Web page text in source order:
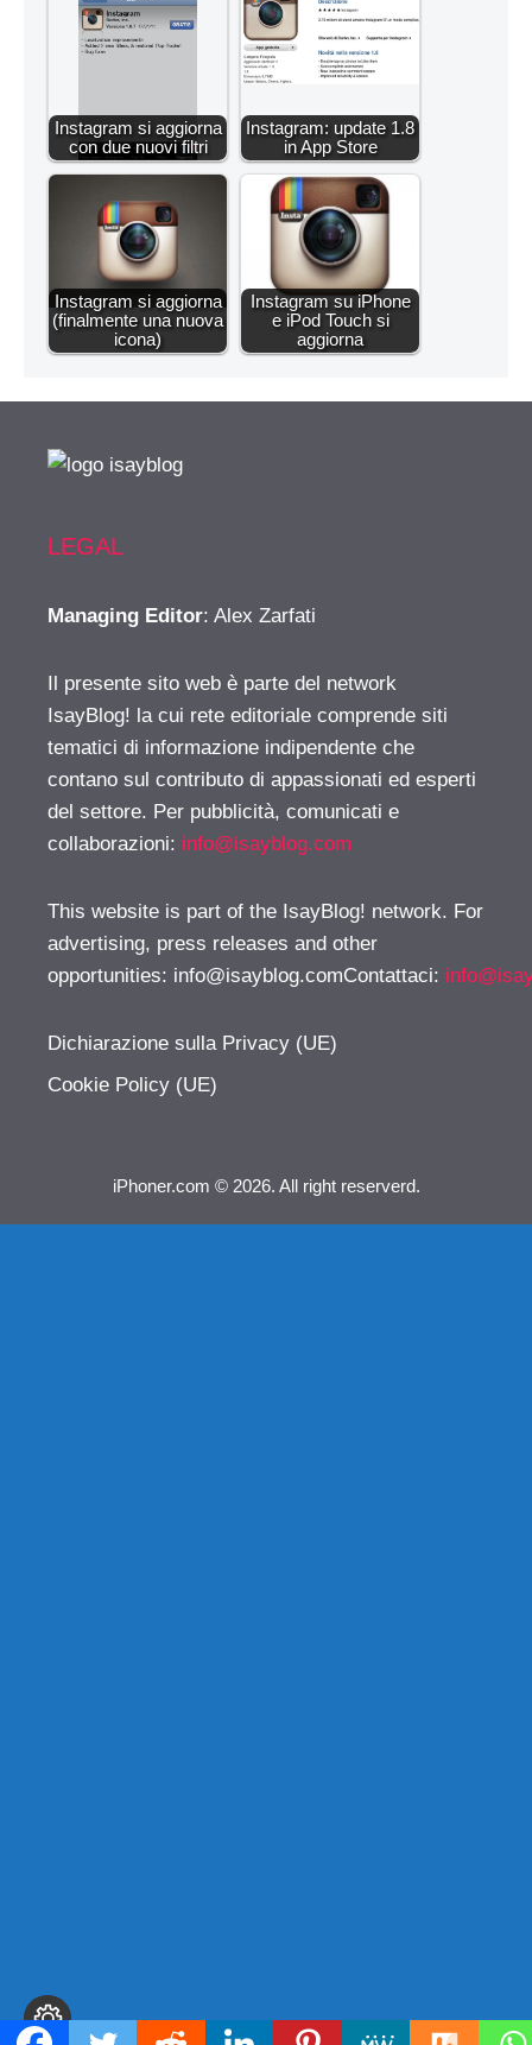
Instagram si aggiorna
con due nuovi filtri
Instagram: update 1.8
in App Store
Instagram si aggiorna
(finalmente una nuova
icona)
Instagram su iPhone
e iPod Touch si
aggiorna
LEGAL
Managing Editor: Alex Zarfati
Il presente sito web è parte del network
IsayBlog! la cui rete editoriale comprende siti
tematici di informazione indipendente che
contano sul contributo di appassionati ed esperti
del settore. Per pubblicità, comunicati e
collaborazioni: info@isayblog.com
This website is part of the IsayBlog! network. For
advertising, press releases and other
opportunities: info@isayblog.comContattaci:
Dichiarazione sulla Privacy (UE)
Cookie Policy (UE)
iPhoner.com © 2026. All right reserverd.